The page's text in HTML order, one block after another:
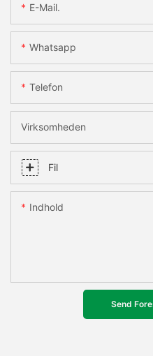
E-Mail.
Whatsapp
Telefon
Virksomheden
Fil
Indhold
Send